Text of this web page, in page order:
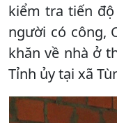
kiểm tra tiến
người có công,
khăn về nhà ở
Tỉnh ủy tại xã